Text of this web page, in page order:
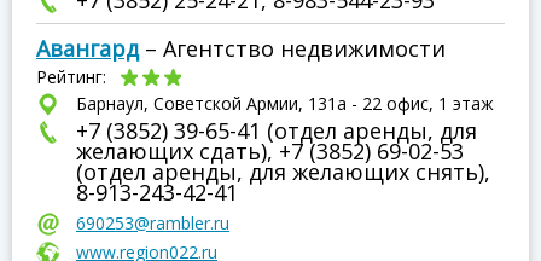
Авангард– Агентство недвижимости
Рейтинг:
Барнаул, Советской Армии, 131а - 22 офис, 1 этаж
+7 (3852) 39-65-41 (отдел аренды, для
желающих сдать), +7 (3852) 69-02-53
(отдел аренды, для желающих снять),
8-913-243-42-41
690253@rambler.ru
www.region022.ru